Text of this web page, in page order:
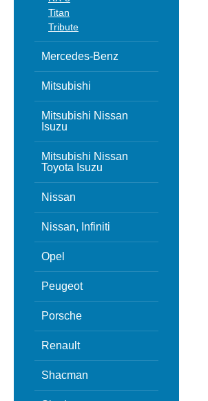
Titan
Tribute
Mercedes-Benz
Mitsubishi
Mitsubishi Nissan
Isuzu
Mitsubishi Nissan
Toyota Isuzu
Nissan
Nissan, Infiniti
Opel
Peugeot
Porsche
Renault
Shacman